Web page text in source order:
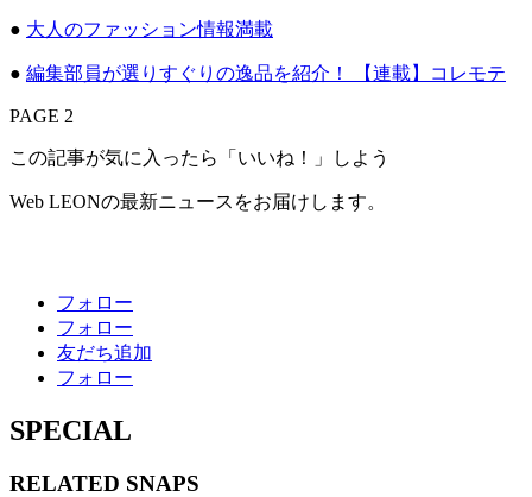
● 大人のファッション情報満載
● 編集部員が選りすぐりの逸品を紹介！ 【連載】コレモテ
PAGE 2
この記事が気に入ったら「いいね！」しよう
Web LEONの最新ニュースをお届けします。
フォロー
フォロー
友だち追加
フォロー
SPECIAL
RELATED SNAPS